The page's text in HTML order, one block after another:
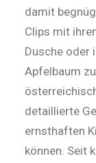
damit
Clips mit
Dusche oder
Apfelbaum
detaillierte
ernsthaften
können. Seit